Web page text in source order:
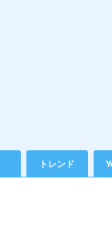
トレンド